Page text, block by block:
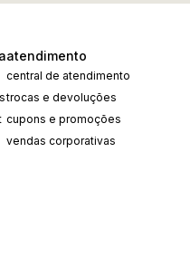
atendimento
central de atendimento
trocas e devoluções
cupons e promoções
vendas corporativas